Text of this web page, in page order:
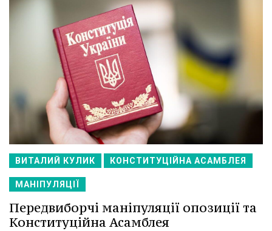
ВИТАЛИЙ КУЛИК КОНСТИТУЦІЙНА АСАМБЛЕЯ
МАНІПУЛЯЦІЇ
Передвиборчі маніпуляції опозиції та
Конституційна Асамблея